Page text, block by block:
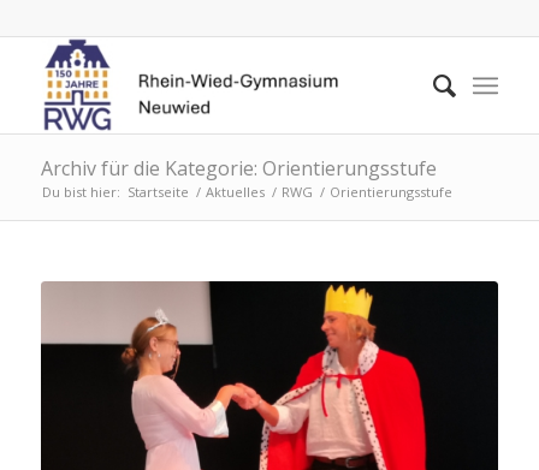
Archiv für die Kategorie: Orientierungsstufe
Du bist hier: Startseite / Aktuelles / RWG / Orientierungsstufe